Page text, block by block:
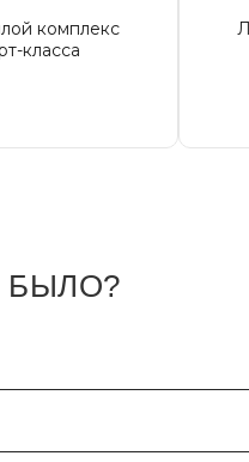
комплекс
класса
БЫЛО?